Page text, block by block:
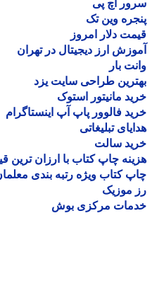
اچ پی
وین تک
دلار امروز
ارز دیجیتال در تهران
بار
طراحی سایت یزد
مانیتور استوک
فالوور پاپ آپ اینستاگرام
تبلیغاتی
سالت
چاپ کتاب با ارزان ترین
کتاب ویژه رتبه بندی معلمان
موزیک
مرکزی بوش